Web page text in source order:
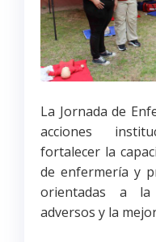
La Jornada de
acciones
fortalecer la
de enfermería y
orientadas a la
adversos y la